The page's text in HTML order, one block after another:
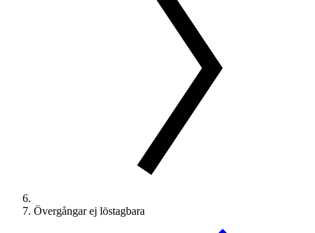
Övergångar ej löstagbara